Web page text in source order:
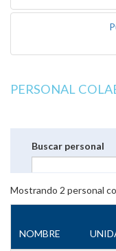
PERSONAL
Buscar personal
Mostrando 2 personal
NOMBRE